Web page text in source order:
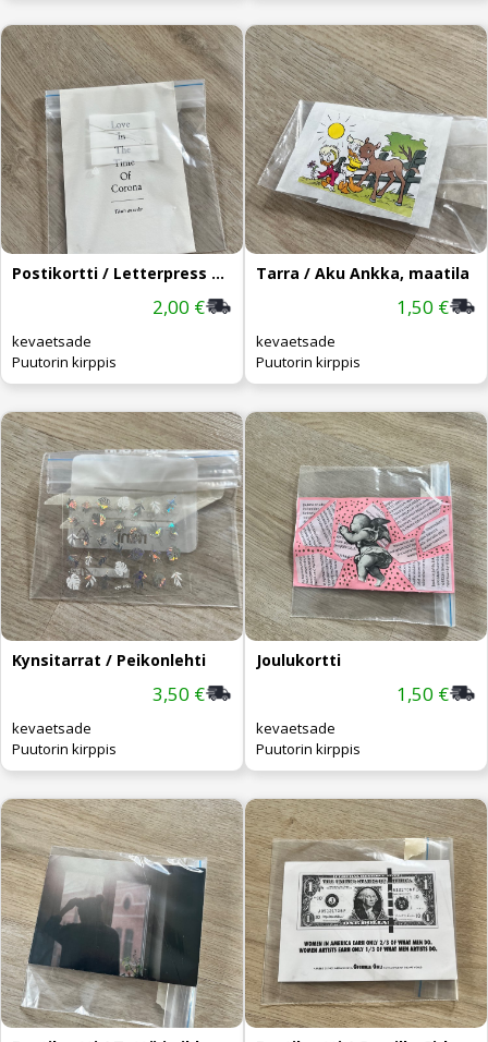
Postikortti / Letterpress Turku
2,00 €
kevaetsade
Puutorin kirppis
Tarra / Aku Ankka, maatila
1,50 €
kevaetsade
Puutorin kirppis
Kynsitarrat / Peikonlehti
3,50 €
kevaetsade
Puutorin kirppis
Joulukortti
1,50 €
kevaetsade
Puutorin kirppis